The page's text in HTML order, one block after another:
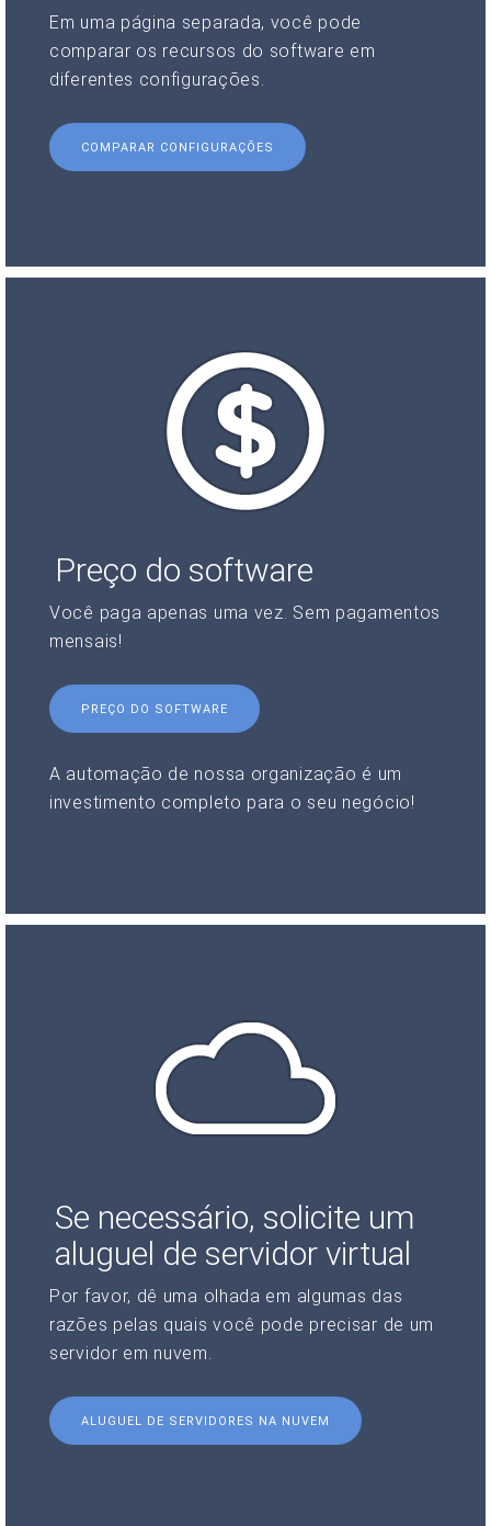
Em uma página separada, você pode
comparar os recursos do software em
diferentes configurações.
COMPARAR CONFIGURAÇÕES
Preço do software
Você paga apenas uma vez. Sem pagamentos
mensais!
PREÇO DO SOFTWARE
A automação de nossa organização é um
investimento completo para o seu negócio!
Se necessário, solicite um
aluguel de servidor virtual
Por favor, dê uma olhada em algumas das
razões pelas quais você pode precisar de um
servidor em nuvem.
ALUGUEL DE SERVIDORES NA NUVEM